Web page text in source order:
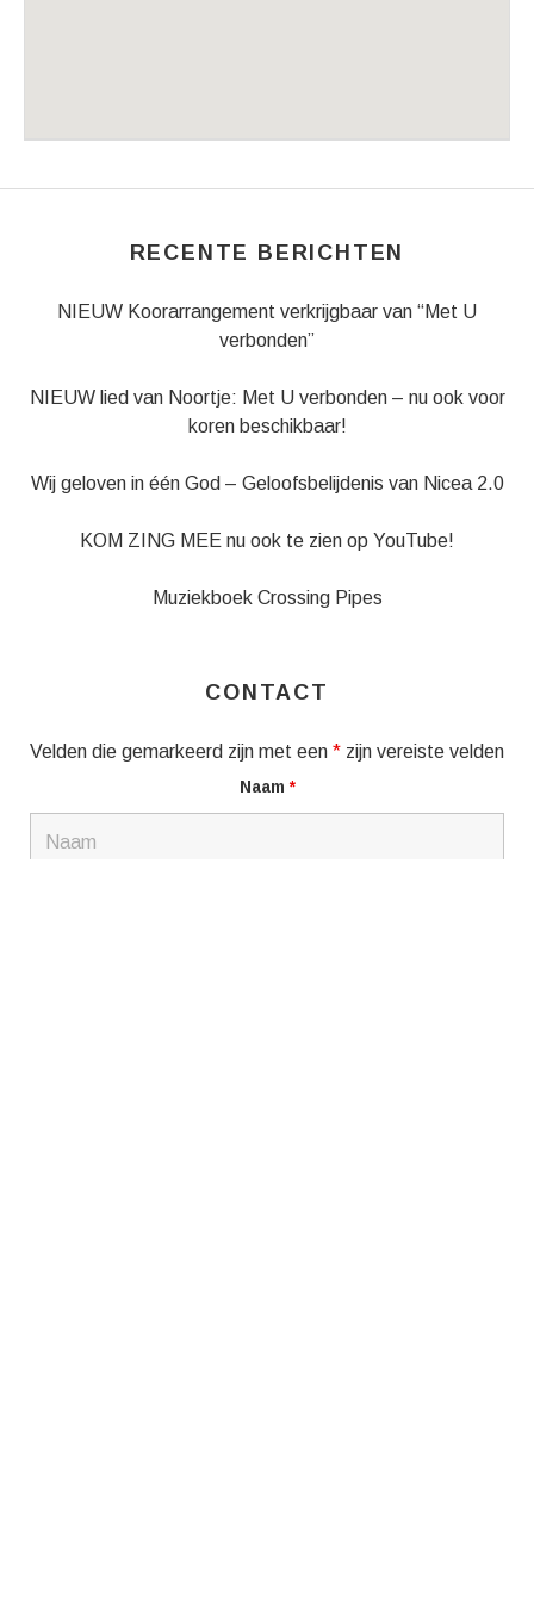
Sint Servaas in Maastricht Keizer Karelplein 3 (De kerk ligt
RECENTE BERICHTEN
NIEUW Koorarrangement verkrijgbaar van “Met U
verbonden”
NIEUW lied van Noortje: Met U verbonden – nu ook voor
koren beschikbaar!
Wij geloven in één God – Geloofsbelijdenis van Nicea 2.0
KOM ZING MEE nu ook te zien op YouTube!
Muziekboek Crossing Pipes
CONTACT
Velden die gemarkeerd zijn met een * zijn vereiste velden
Naam *